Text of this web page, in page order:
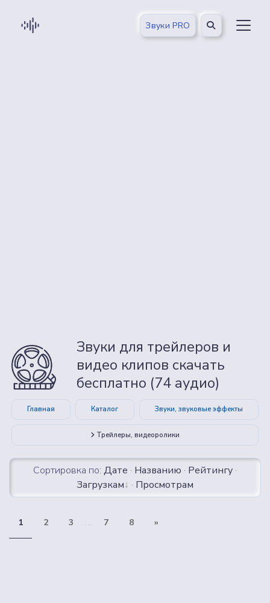
Звуки PRO
Звуки для трейлеров и
видео клипов скачать
бесплатно (74 аудио)
Главная Каталог Звуки, звуковые эффекты
Трейлеры, видеоролики
Сортировка по: Дате · Названию · Рейтингу ·
Загрузкам
· Просмотрам
1 2 3 ... 7 8 »